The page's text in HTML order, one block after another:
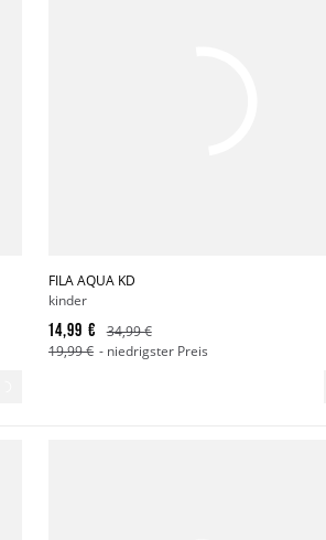
FILA AQUA KD
kinder
14,99 €
34,99 €
19,99 € - niedrigster Preis